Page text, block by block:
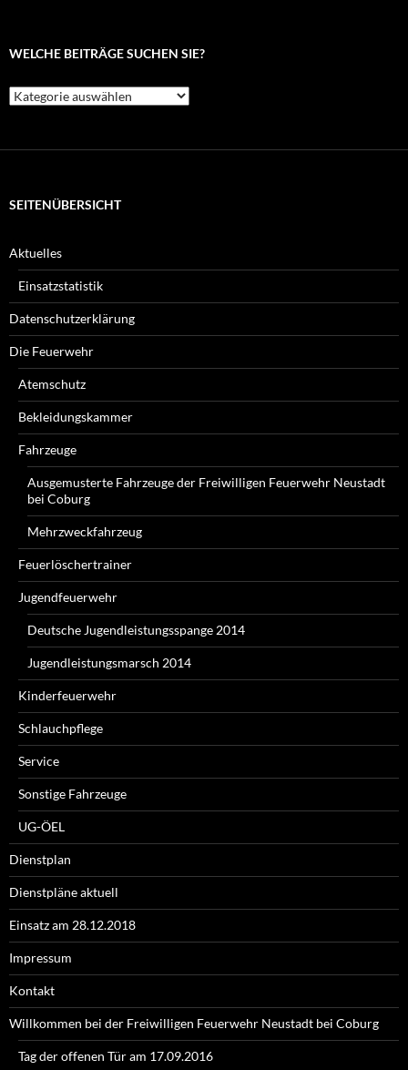
WELCHE BEITRÄGE SUCHEN SIE?
Welche
Beiträge
SEITENÜBERSICHT
Aktuelles
Einsatzstatistik
Datenschutzerklärung
Die Feuerwehr
Atemschutz
Bekleidungskammer
Fahrzeuge
Ausgemusterte Fahrzeuge der Freiwilligen Feuerwehr Neustadt
bei Coburg
Mehrzweckfahrzeug
Feuerlöschertrainer
Jugendfeuerwehr
Deutsche Jugendleistungsspange 2014
Jugendleistungsmarsch 2014
Kinderfeuerwehr
Schlauchpflege
Service
Sonstige Fahrzeuge
UG-ÖEL
Dienstplan
Dienstpläne aktuell
Einsatz am 28.12.2018
Impressum
Kontakt
Willkommen bei der Freiwilligen Feuerwehr Neustadt bei Coburg
Tag der offenen Tür am 17.09.2016